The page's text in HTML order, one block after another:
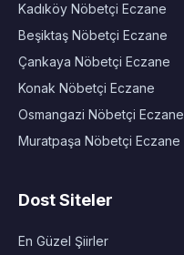
Kadıköy Nöbetçi Eczane
Beşiktaş Nöbetçi Eczane
Çankaya Nöbetçi Eczane
Konak Nöbetçi Eczane
Osmangazi Nöbetçi Eczane
Muratpaşa Nöbetçi Eczane
Dost Siteler
En Güzel Şiirler